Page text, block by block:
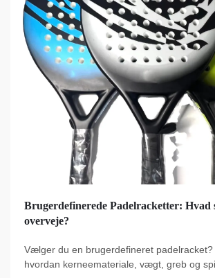
Brugerdefinerede Padelracketter: Hvad
overveje?
Vælger du en brugerdefineret padelracket?
hvordan kerneemateriale, vægt, greb og